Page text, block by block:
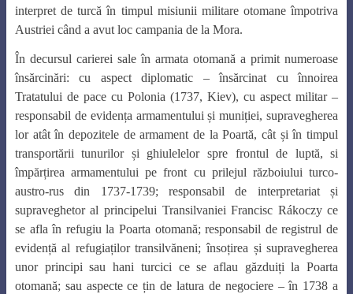
interpret de turcă în timpul misiunii militare otomane împotriva
Austriei când a avut loc campania de la Mora.
În decursul carierei sale în armata otomană a primit numeroase
însărcinări: cu aspect diplomatic – însărcinat cu înnoirea
Tratatului de pace cu Polonia (1737, Kiev), cu aspect militar –
responsabil de evidența armamentului și muniției, supravegherea
lor atât în depozitele de armament de la Poartă, cât și în timpul
transportării tunurilor și ghiulelelor spre frontul de luptă, si
împărțirea armamentului pe front cu prilejul războiului turco-
austro-rus din 1737-1739; responsabil de interpretariat și
supraveghetor al principelui Transilvaniei Francisc Rákoczy ce
se afla în refugiu la Poarta otomană; responsabil de registrul de
evidență al refugiaților transilvăneni; însoțirea și supravegherea
unor principi sau hani turcici ce se aflau găzduiți la Poarta
otomană; sau aspecte ce țin de latura de negociere – în 1738 a